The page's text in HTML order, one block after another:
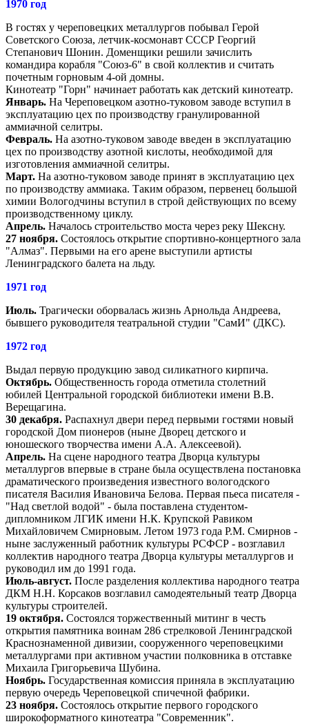
1970 год
В гостях у череповецких металлургов побывал Герой
Советского Союза, летчик-космонавт СССР Георгий
Степанович Шонин. Доменщики решили зачислить
командира корабля "Союз-6" в свой коллектив и считать
почетным горновым 4-ой домны.
Кинотеатр "Горн" начинает работать как детский кинотеатр.
Январь. На Череповецком азотно-туковом заводе вступил в
эксплуатацию цех по производству гранулированной
аммиачной селитры.
Февраль. На азотно-туковом заводе введен в эксплуатацию
цех по производству азотной кислоты, необходимой для
изготовления аммиачной селитры.
Март. На азотно-туковом заводе принят в эксплуатацию цех
по производству аммиака. Таким образом, первенец большой
химии Вологодчины вступил в строй действующих по всему
производственному циклу.
Апрель. Началось строительство моста через реку Шексну.
27 ноября. Состоялось открытие спортивно-концертного зала
"Алмаз". Первыми на его арене выступили артисты
Ленинградского балета на льду.
1971 год
Июль. Трагически оборвалась жизнь Арнольда Андреева,
бывшего руководителя театральной студии "СамИ" (ДКС).
1972 год
Выдал первую продукцию завод силикатного кирпича.
Октябрь. Общественность города отметила столетний
юбилей Центральной городской библиотеки имени В.В.
Верещагина.
30 декабря. Распахнул двери перед первыми гостями новый
городской Дом пионеров (ныне Дворец детского и
юношеского творчества имени А.А. Алексеевой).
Апрель. На сцене народного театра Дворца культуры
металлургов впервые в стране была осуществлена постановка
драматического произведения известного вологодского
писателя Василия Ивановича Белова. Первая пьеса писателя -
"Над светлой водой" - была поставлена студентом-
дипломником ЛГИК имени Н.К. Крупской Равиком
Михайловичем Смирновым. Летом 1973 года Р.М. Смирнов -
ныне заслуженный работник культуры РСФСР - возглавил
коллектив народного театра Дворца культуры металлургов и
руководил им до 1991 года.
Июль-август. После разделения коллектива народного театра
ДКМ Н.Н. Корсаков возглавил самодеятельный театр Дворца
культуры строителей.
19 октября. Состоялся торжественный митинг в честь
открытия памятника воинам 286 стрелковой Ленинградской
Краснознаменной дивизии, сооруженного череповецкими
металлургами при активном участии полковника в отставке
Михаила Григорьевича Шубина.
Ноябрь. Государственная комиссия приняла в эксплуатацию
первую очередь Череповецкой спичечной фабрики.
23 ноября. Состоялось открытие первого городского
широкоформатного кинотеатра "Современник".